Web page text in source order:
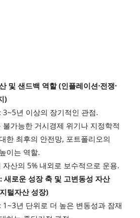
및 샌드백 역할 (인플레이션·전쟁·
)
3~5년 이상의 장기적인 관점.
불가능한 거시경제 위기나 지정학적
한 최후의 안전망, 포트폴리오의
이는 역할.
자산의 5% 내외로 보수적으로 운용.
새로운 성장 축 및 고변동성 자산
털자산 성장)
1~3년 단위로 더 높은 변동성과 잠재